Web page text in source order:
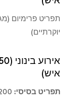
תפריט פרימיום
יוקרתיים)
אירוע
איש)
תפריט בסיסי: